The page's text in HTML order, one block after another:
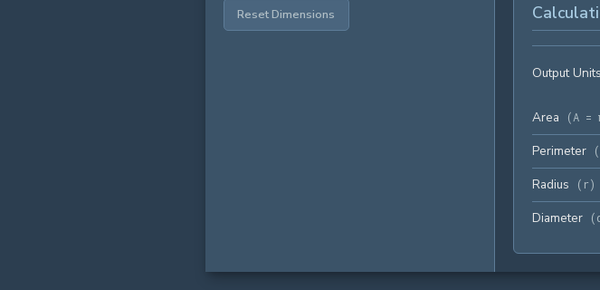
Reset Dimensions
Output Units
Area (A =
Perimeter (
Radius ( r)
Diameter (